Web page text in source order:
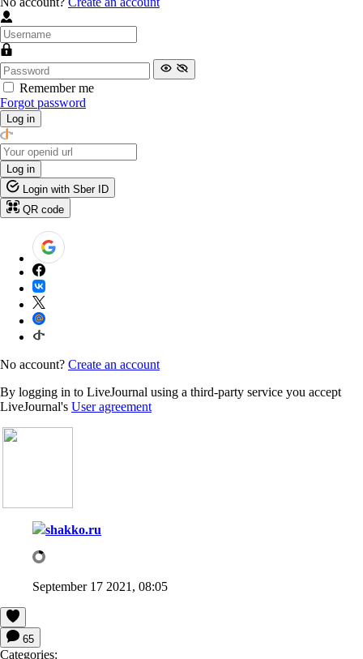
Remember me
Forgot password
Log in
Log in
Login with Sber ID
QR code
No account? Create an account
By logging in to LiveJournal using a third-party service you accept
LiveJournal's User agreement
shakko.ru
September 17 2021, 08:05
65
Categories: